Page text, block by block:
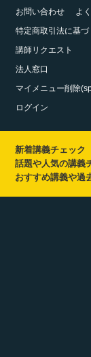
お問い合わせ
よ
特定商取引法に基づ
講師リクエスト
法人窓口
マイメニュー削除
ログイン
新着講義チェック
話題や人気の講義
おすすめ講義や過